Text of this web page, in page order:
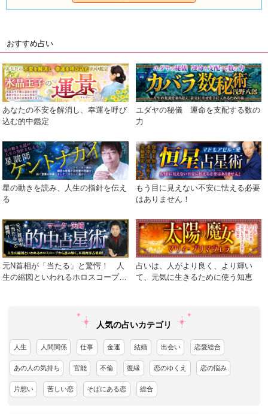
おすすめ占い
あなたの不安を解消し、幸運を呼び
込む的中鑑定
ユダヤの秘儀 運命を支配する数の
力
星の動きを読み、人生の指針を伝え
る
もう目に見えない不安に怯える必要
はありません！
元N首相が「当たる」と驚愕！ 人
生の縮図といわれるホロスコープか
占いは、人がより良く、より輝い
て、元気に生きるために使う知恵
人気の占いカテゴリ
人生 人間関係 仕事 金運 結婚 出会い 恋愛総合
あの人の気持ち 官能 不倫 復縁 恋のゆくえ 恋の悩み
片想い 苦しい恋 そばにある恋 総合